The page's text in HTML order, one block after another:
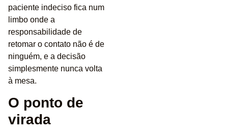
paciente indeciso fica num
limbo onde a
responsabilidade de
retomar o contato não é de
ninguém, e a decisão
simplesmente nunca volta
à mesa.
O ponto de
virada